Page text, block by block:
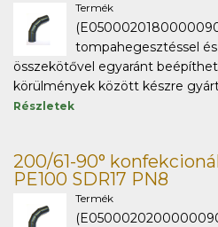
Termék
tompahegesztéssel
összekötővel egyaránt
körülmények között készre
Részletek
200/61-90°
PE100 SDR17 PN8
Termék